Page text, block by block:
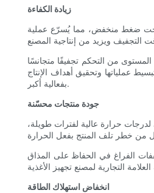
زيادة الكفاءة
تحت ضغط منخفض، مما يُسرّع عملية
من التحكم تجفيفًا متجانسًا
عملياتها وتحقيق أهداف الإنتاج
بفعالية أكبر.
جودة منتجات محسّنة
لدرجات حرارة عالية لفترات طويلة،
الفراغ في الحفاظ على المذاق
انخفاض استهلاك الطاقة